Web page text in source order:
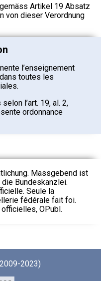
Artikel 19 Absatz
von dieser Verordnung
l’enseignement
toutes les
l’art. 19, al. 2,
ordonnance
Massgebend ist
Bundeskanzlei.
Seule la
fédérale fait foi.
OPubl.
2023)